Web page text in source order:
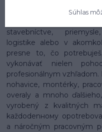
oblečenia, ktorý
stavebníctve,
logistike alebo v
presne to, čo
vykonávať nielen
profesionálnym
nohavice, montérky,
overaly a mnoho
vyrobený z kvalitných
každodenному
a náročným pracovným
Súhlas